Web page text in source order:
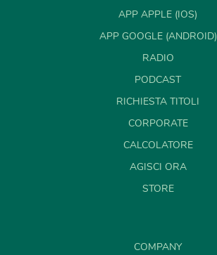
APP APPLE (IOS)
APP GOOGLE (ANDROID)
RADIO
PODCAST
RICHIESTA TITOLI
CORPORATE
CALCOLATORE
AGISCI ORA
STORE
COMPANY